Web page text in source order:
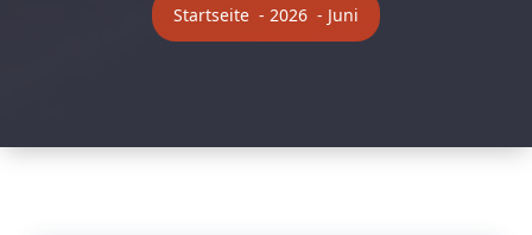
Startseite - 2026 - Juni